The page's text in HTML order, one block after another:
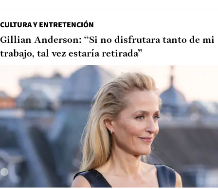
CULTURA Y ENTRETENCIÓN
Gillian Anderson: “Si no disfrutara tanto de mi
trabajo, tal vez estaría retirada”